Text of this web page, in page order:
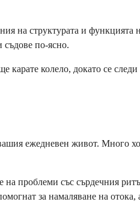
на структурата и функцията
съдове по-ясно.
карате колело, докато се следи
ежедневен живот. Много
на проблеми със сърдечния
за намаляване на отока,